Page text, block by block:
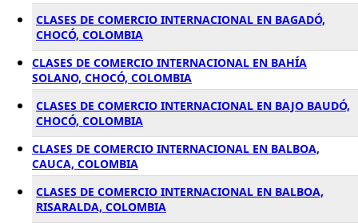
CLASES DE COMERCIO INTERNACIONAL EN BAGADÓ,
CHOCÓ, COLOMBIA
CLASES DE COMERCIO INTERNACIONAL EN BAHÍA
SOLANO, CHOCÓ, COLOMBIA
CLASES DE COMERCIO INTERNACIONAL EN BAJO BAUDÓ,
CHOCÓ, COLOMBIA
CLASES DE COMERCIO INTERNACIONAL EN BALBOA,
CAUCA, COLOMBIA
CLASES DE COMERCIO INTERNACIONAL EN BALBOA,
RISARALDA, COLOMBIA